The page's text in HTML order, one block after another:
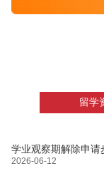
留学
学业观察期解除申
2026-06-12